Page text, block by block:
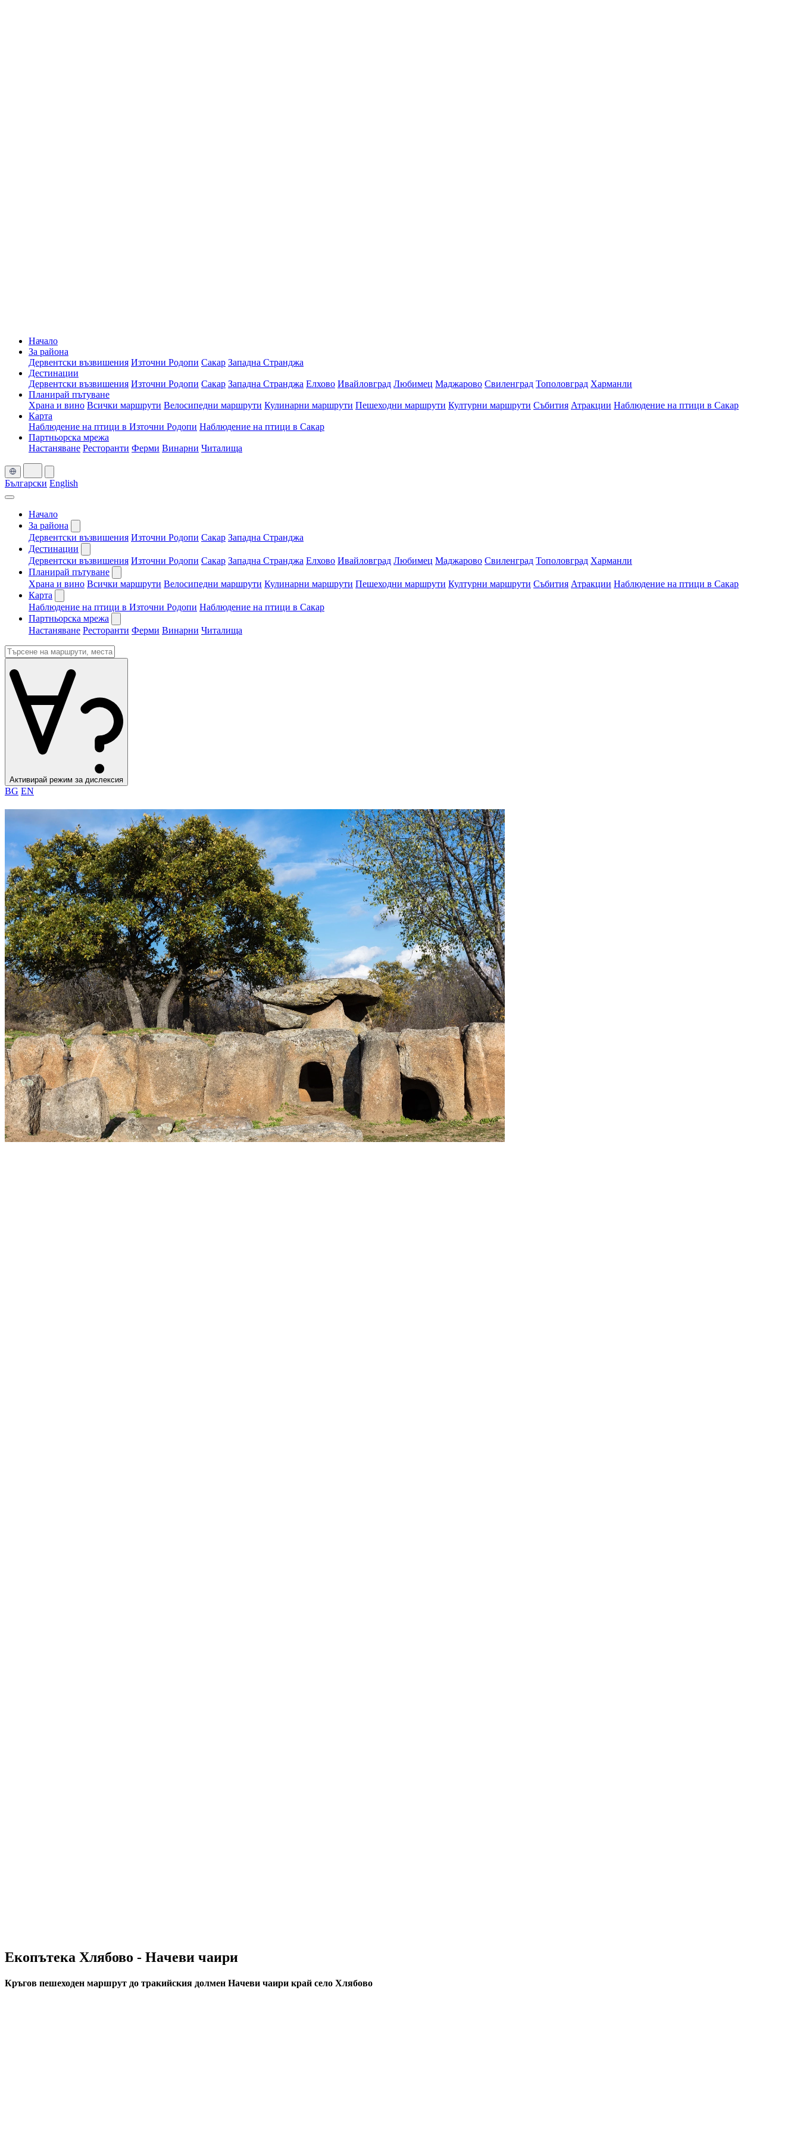
Начало
За района
Дервентски възвишения Източни Родопи Сакар Западна Странджа
Дестинации
Дервентски възвишения Източни Родопи Сакар Западна Странджа Елхово Ивайловград Любимец Маджарово Свиленград Тополовград Харманли
Планирай пътуване
Храна и вино Всички маршрути Велосипедни маршрути Кулинарни маршрути Пешеходни маршрути Културни маршрути Събития Атракции Наблюдение на птици в Сакар
Карта
Наблюдение на птици в Източни Родопи Наблюдение на птици в Сакар
Партньорска мрежа
Настаняване Ресторанти Ферми Винарни Читалища
Български English
Начало
За района
Дервентски възвишения Източни Родопи Сакар Западна Странджа
Дестинации
Дервентски възвишения Източни Родопи Сакар Западна Странджа Елхово Ивайловград Любимец Маджарово Свиленград Тополовград Харманли
Планирай пътуване
Храна и вино Всички маршрути Велосипедни маршрути Кулинарни маршрути Пешеходни маршрути Културни маршрути Събития Атракции Наблюдение на птици в Сакар
Карта
Наблюдение на птици в Източни Родопи Наблюдение на птици в Сакар
Партньорска мрежа
Настаняване Ресторанти Ферми Винарни Читалища
Активирай режим за дислексия
BG EN
Екопътека Хлябово - Нaчеви чаири
Кръгов пешеходен маршрут до тракийския долмен Нaчеви чаири край село Хлябово